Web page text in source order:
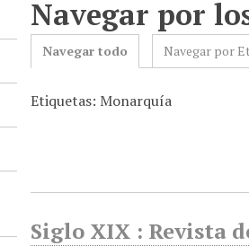
Navegar por
Navegar todo Navegar por
Etiquetas: Monarquía
Siglo XIX : Revista